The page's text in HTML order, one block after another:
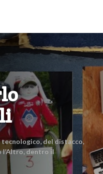
del distacco,
l’Altro, dentro il